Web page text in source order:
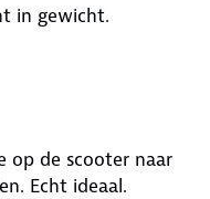
in gewicht.
op de scooter naar
Echt ideaal.